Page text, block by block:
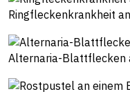
Ringfleckenkrankheit
Alternaria-Blattflecken